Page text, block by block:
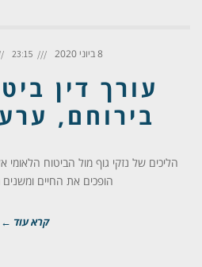
8 ביוני 2020 23:15
עורך דין
בירוחם,
הליכים של נזקי גוף מול הביטוח
הופכים את החיים
קרא עוד ←